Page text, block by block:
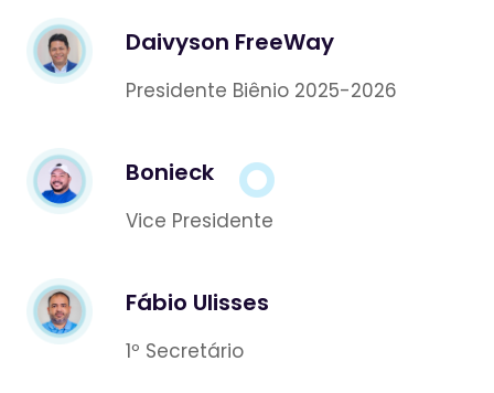
Daivyson FreeWay
Presidente Biênio 2025-2026
Bonieck
Vice Presidente
Fábio Ulisses
1º Secretário